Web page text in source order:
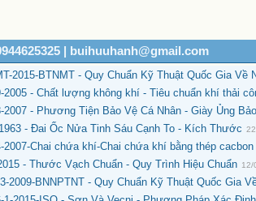
| buihuuhanh@gmail.com
2015-BTNMT - Quy Chuẩn Kỹ Thuật Quốc Gia
2005 - Chất lượng không khí - Tiêu chuẩn khí thải
2007 - Phương Tiện Bảo Vệ Cá Nhân - Giày Ủng
- Đai Ốc Nửa Tinh Sáu Cạnh To - Kích Thước
2007-Chai chứa khí-Chai chứa khí bằng thép
- Thước Vạch Chuẩn - Quy Trình Hiệu Chuẩn 12/
2009-BNNPTNT - Quy Chuẩn Kỹ Thuật Quốc Gia